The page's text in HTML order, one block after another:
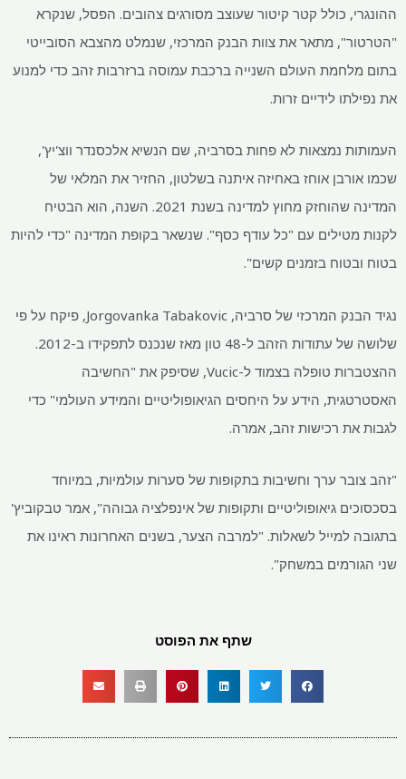
ההונגרי, כולל קטר קיטור שעוצב מסורגים צהובים. הפסל, שנקרא
"הטרטור", מתאר את צוות הבנק המרכזי, שנמלט מהצבא הסובייטי
בתום מלחמת העולם השנייה ברכבת עמוסה ברזרבות זהב כדי למנוע
את נפילתו לידיים זרות.
העמותות נמצאות לא פחות בסרביה, שם הנשיא אלכסנדר ווצ'יץ',
שכמו אורבן אוחז באחיזה איתנה בשלטון, החזיר את המלאי של
המדינה שהוחזק מחוץ למדינה בשנת 2021. השנה, הוא הבטיח
לקנות מטילים עם "כל עודף כסף". שנשאר בקופת המדינה "כדי להיות
בטוח ובטוח בזמנים קשים".
נגיד הבנק המרכזי של סרביה, Jorgovanka Tabakovic, פיקח על פי
שלושה של עתודות הזהב ל-48 טון מאז שנכנס לתפקידו ב-2012.
ההצטברות טופלה בצמוד ל-Vucic, שסיפק את "החשיבה
האסטרטגית, הידע על היחסים הגיאופוליטיים והמידע העולמי" כדי
לגבות את רכישות זהב, אמרה.
"זהב צובר ערך וחשיבות בתקופות של סערות עולמיות, במיוחד
בסכסוכים גיאופוליטיים ותקופות של אינפלציה גבוהה", אמר טבקוביץ'
בתגובה למייל לשאלות. "למרבה הצער, בשנים האחרונות ראינו את
שני הגורמים במשחק".
שתף את הפוסט